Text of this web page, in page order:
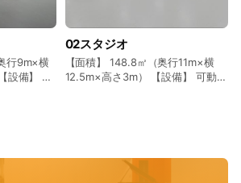
02スタジオ
【面積】 148.8㎡（奥行11m×横
12.5m×高さ3m） 【設備】 可動式